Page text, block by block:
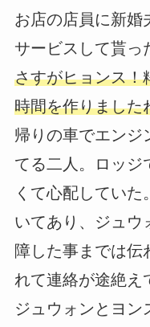
お店の店員に新婚
サービスして貰っ
さすがヒョンス！
時間を作りました
帰りの車でエンジ
てる二人。ロッジ
くて心配してい
いてあり、ジュウ
障した事までは伝
れて連絡が途絶え
ジュウォンとヨン